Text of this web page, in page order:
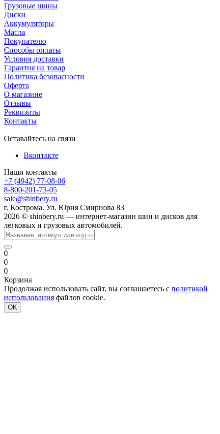
Грузовые шины
Диски
Аккумуляторы
Масла
Покупателю
Способы оплаты
Условия доставки
Гарантия на товар
Политика безопасности
Оферта
О магазине
Отзывы
Реквизиты
Контакты
Оставайтесь на связи
Вконтакте
Наши контакты
+7 (4942) 77-08-06
8-800-201-73-05
sale@shinbery.ru
г. Кострома. Ул. Юрия Смирнова 83
2026 © shinbery.ru — интернет-магазин шин и дисков для
легковых и грузовых автомобилей.
0
0
0
Корзина
Продолжая использовать сайт, вы соглашаетесь с политикой
использования файлов cookie.
OK